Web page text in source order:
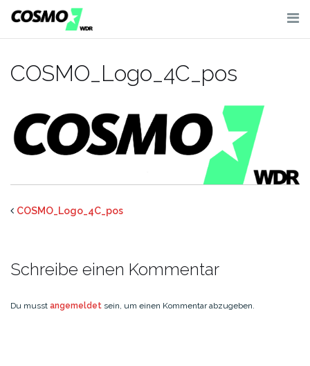
Skip
content
COSMO_Logo_4C_pos
COSMO_Logo_4C_pos
Schreibe einen Kommentar
Du musst angemeldet sein, um einen Kommentar abzugeben.